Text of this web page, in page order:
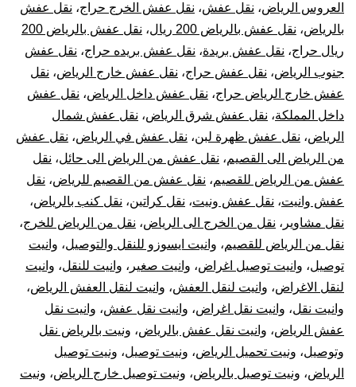
العروس الرياض، نقل عفش، نقل عفش الخرج حراج، نقل عفش
بالرياض، نقل عفش بالرياض 200 ريال ،
نقل عفش بالرياض 200
ريال حراج، نقل عفش بريدة، نقل عفش بريده حراج، نقل عفش
جنوب الرياض، نقل عفش حراج، نقل عفش خارج الرياض، نقل
عفش خارج الرياض حراج، نقل عفش داخل الرياض، نقل عفش
داخل المملكة، نقل عفش شرق الرياض، نقل عفش شمال
الرياض، نقل عفش ظهرة لبن، نقل عفش في الرياض، نقل عفش
من الرياض الى القصيم، نقل عفش من الرياض الى حائل، نقل
عفش من الرياض للقصيم، نقل عفش من القصيم للرياض، نقل
عفش وانيت، نقل عفش ونيت، نقل كراتين، نقل كنب بالرياض،
نقل مشاوير ، نقل من الخرج الى الرياض، نقل من الرياض للخرج،
نقل من الرياض للقصيم، وانيت ايسوزو للنقل والتوصيل، وانيت
توصيل، وانيت توصيل اغراض، وانيت صغير ، وانيت للنقل، وانيت
لنقل الاغراض، وانيت لنقل العفش، وانيت لنقل العفش الرياض،
وانيت نقل، وانيت نقل اغراض، وانيت نقل عفش، وانيت نقل
عفش الرياض، وانيت نقل عفش بالرياض، ونيت بالرياض نقل
وتوصيل، ونيت تحميل الرياض، ونيت توصيل، ونيت توصيل
الرياض، ونيت توصيل بالرياض، ونيت توصيل خارج الرياض، ونيت